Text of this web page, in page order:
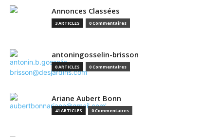
Annonces Classées
3 ARTICLES 0 Commentaires
antoningosselin-brisson
0 ARTICLES 0 Commentaires
Ariane Aubert Bonn
41 ARTICLES 0 Commentaires